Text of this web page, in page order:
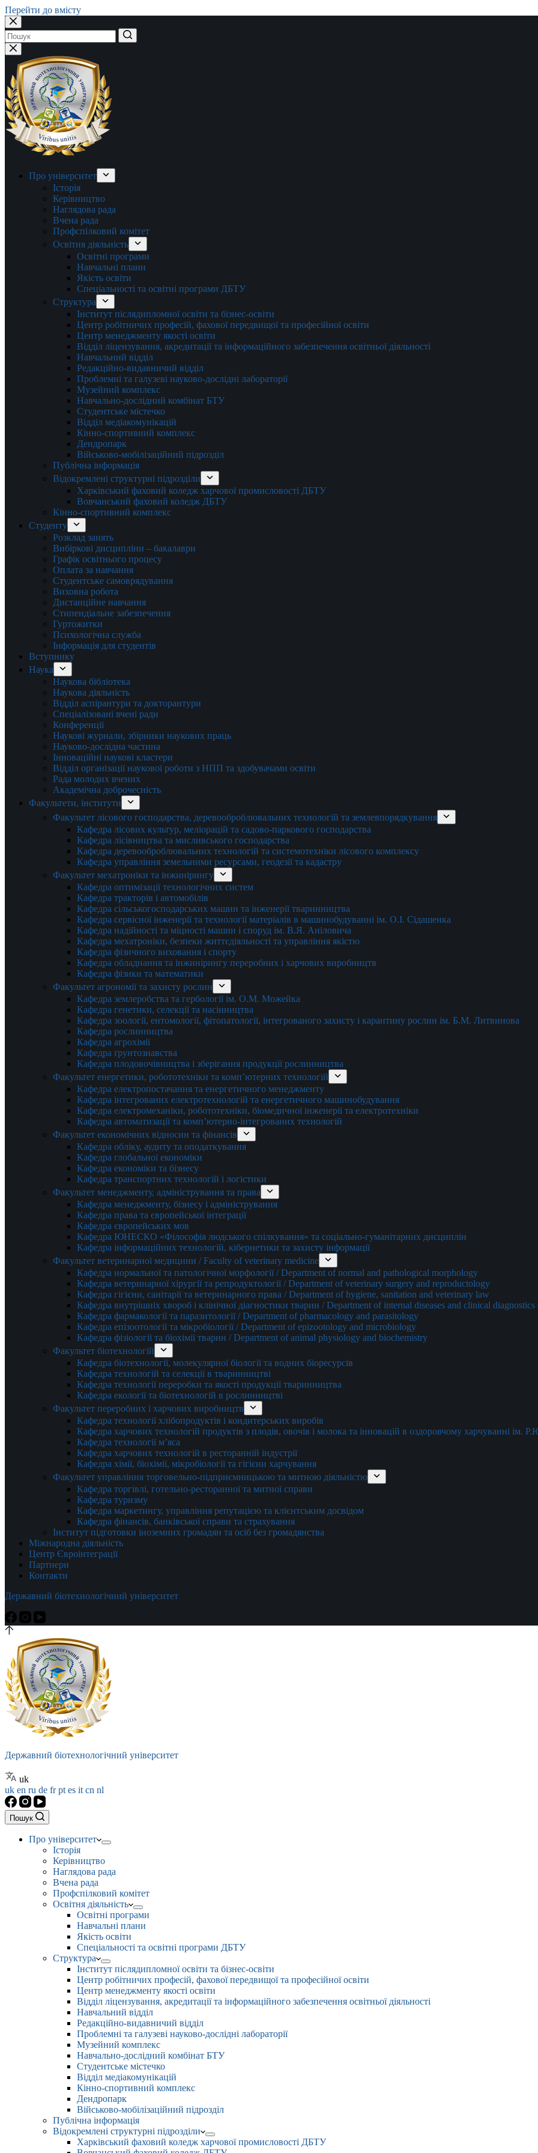
Перейти до вмісту
Немає
результатів
Про університет
Історія
Керівництво
Наглядова рада
Вчена рада
Профспілковий комітет
Освітня діяльність
Освітні програми
Навчальні плани
Якість освіти
Спеціальності та освітні програми ДБТУ
Структура
Інститут післядипломної освіти та бізнес-освіти
Центр робітничих професій, фахової передвищої та професійної освіти
Центр менеджменту якості освіти
Відділ ліцензування, акредитації та інформаційного забезпечення освітньої діяльності
Навчальний відділ
Редакційно-видавничий відділ
Проблемні та галузеві науково-дослідні лабораторії
Музейний комплекс
Навчально-дослідний комбінат БТУ
Студентське містечко
Відділ медіакомунікацій
Кінно-спортивний комплекс
Дендропарк
Військово-мобілізаційний підрозділ
Публічна інформація
Відокремлені структурні підрозділи
Харківський фаховий коледж харчової промисловості ДБТУ
Вовчанський фаховий коледж ДБТУ
Кінно-спортивний комплекс
Студенту
Розклад занять
Вибіркові дисципліни – бакалаври
Графік освітнього процесу
Оплата за навчання
Студентське самоврядування
Виховна робота
Дистанційне навчання
Стипендіальне забезпечення
Гуртожитки
Психологічна служба
Інформація для студентів
Вступнику
Наука
Наукова бібліотека
Наукова діяльність
Відділ аспірантури та докторантури
Спеціалізовані вчені ради
Конференції
Наукові журнали, збірники наукових праць
Науково-дослідна частина
Інноваційні наукові кластери
Відділ організації наукової роботи з НПП та здобувачами освіти
Рада молодих вчених
Академічна доброчесність
Факультети, інститути
Факультет лісового господарства, деревооброблювальних технологій та землевпорядкування
Кафедра лісових культур, меліорацій та садово-паркового господарства
Кафедра лісівництва та мисливського господарства
Кафедра деревооброблювальних технологій та системотехніки лісового комплексу
Кафедра управління земельними ресурсами, геодезії та кадастру
Факультет мехатроніки та інжинірингу
Кафедра оптимізації технологічних систем
Кафедра тракторів і автомобілів
Кафедра сільськогосподарських машин та інженерії тваринництва
Кафедра cервісної інженерії та технології матеріалів в машинобудуванні ім. О.І. Сідашенка
Кафедра надійності та міцності машин і споруд ім. В.Я. Аніловича
Кафедра мехатроніки, безпеки життєдіяльності та управління якістю
Кафедра фізичного виховання і спорту
Кафедра обладнання та інжинірингу переробних і харчових виробництв
Кафедра фізики та математики
Факультет агрономії та захисту рослин
Кафедра землеробства та гербології ім. О.М. Можейка
Кафедра генетики, селекції та насінництва
Кафедра зоології, ентомології, фітопатології, інтегрованого захисту і карантину рослин ім. Б.М. Литвинова
Кафедра рослинництва
Кафедра агрохімії
Кафедра ґрунтознавства
Кафедра плодовочівництва і зберігання продукції рослинництва
Факультет енергетики, робототехніки та комп’ютерних технологій
Кафедра електропостачання та енергетичного менеджменту
Кафедра інтегрованих електротехнологій та енергетичного машинобудування
Кафедра електромеханіки, робототехніки, біомедичної інженерії та електротехніки
Кафедра автоматизації та комп’ютерно-інтегрованих технологій
Факультет економічних відносин та фінансів
Кафедра обліку, аудиту та оподаткування
Кафедра глобальної економіки
Кафедра економіки та бізнесу
Кафедра транспортних технологій і логістики
Факультет менеджменту, адміністрування та права
Кафедра менеджменту, бізнесу і адміністрування
Кафедра права та європейської інтеграції
Кафедра європейських мов
Кафедра ЮНЕСКО «Філософія людського спілкування» та соціально-гуманітарних дисциплін
Кафедра інформаційних технологій, кібернетики та захисту інформації
Факультет ветеринарної медицини / Faculty of veterinary medicine
Кафедра нормальної та патологічної морфології / Department of normal and pathological morphology
Кафедра ветеринарної хірургії та репродуктології / Department of veterinary surgery and reproductology
Кафедра гігієни, санітарії та ветеринарного права / Department of hygiene, sanitation and veterinary law
Кафедра внутрішніх хвороб і клінічної діагностики тварин / Department of internal diseases and clinical
Кафедра фармакології та паразитології / Department of pharmacology and parasitology
Кафедра епізоотології та мікробіології / Department of epizootology and microbiology
Кафедра фізіології та біохімії тварин / Department of animal physiology and biochemistry
Факультет біотехнологій
Кафедра біотехнології, молекулярної біології та водних біоресурсів
Кафедра технологій та селекції в тваринництві
Кафедра технології переробки та якості продукції тваринництва
Кафедра екології та біотехнологій в рослинництві
Факультет переробних і харчових виробництв
Кафедра технології хлібопродуктів і кондитерських виробів
Кафедра харчових технологій продуктів з плодів, овочів і молока та інновацій в оздоровчому харчуванні ім.
Кафедра технології м’яса
Кафедра харчових технологій в ресторанній індустрії
Кафедра хімії, біохімії, мікробіології та гігієни харчування
Факультет управління торговельно-підприємницькою та митною діяльністю
Кафедра торгівлі, готельно-ресторанної та митної справи
Кафедра туризму
Кафедра маркетингу, управління репутацією та клієнтським досвідом
Кафедра фінансів, банківської справи та страхування
Інститут підготовки іноземних громадян та осіб без громадянства
Міжнародна діяльність
Центр Євроінтеграції
Партнери
Контакти
Державний біотехнологічний університет
Державний біотехнологічний університет
uk
uk en ru de frpt es it cn nl
Пошук
Про університет
Історія
Керівництво
Наглядова рада
Вчена рада
Профспілковий комітет
Освітня діяльність
Освітні програми
Навчальні плани
Якість освіти
Спеціальності та освітні програми ДБТУ
Структура
Інститут післядипломної освіти та бізнес-освіти
Центр робітничих професій, фахової передвищої та професійної освіти
Центр менеджменту якості освіти
Відділ ліцензування, акредитації та інформаційного забезпечення освітньої діяльності
Навчальний відділ
Редакційно-видавничий відділ
Проблемні та галузеві науково-дослідні лабораторії
Музейний комплекс
Навчально-дослідний комбінат БТУ
Студентське містечко
Відділ медіакомунікацій
Кінно-спортивний комплекс
Дендропарк
Військово-мобілізаційний підрозділ
Публічна інформація
Відокремлені структурні підрозділи
Харківський фаховий коледж харчової промисловості ДБТУ